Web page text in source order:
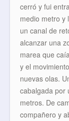
cerró y fui
medio metro y
un canal de
alcanzar una
marea que
y el
nuevas olas.
cabalgada por
metros. De
compañero y